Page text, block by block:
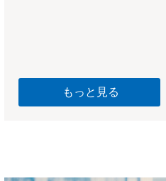
もっと見る